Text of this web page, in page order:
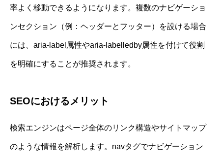
率よく移動できるようになります。複数のナビゲーショ
ンセクション（例：ヘッダーとフッター）を設ける場合
には、aria-label属性やaria-labelledby属性を付けて役割
を明確にすることが推奨されます。
SEOにおけるメリット
検索エンジンはページ全体のリンク構造やサイトマップ
のような情報を解析します。navタグでナビゲーション